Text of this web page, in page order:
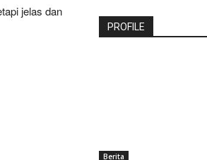
jelas dan
PROFILE
Berita